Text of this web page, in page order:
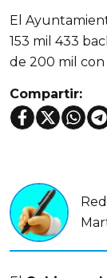
El
153 mil 433
de 200 mil con
Compartir: